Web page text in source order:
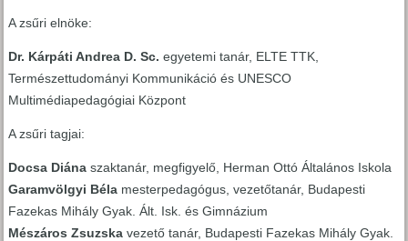
A zsűri elnöke:
Dr. Kárpáti Andrea D. Sc. egyetemi tanár, ELTE TTK,
Természettudományi Kommunikáció és UNESCO
Multimédiapedagógiai Központ
A zsűri tagjai:
Docsa Diána szaktanár, megfigyelő, Herman Ottó Általános Iskola
Garamvölgyi Béla mesterpedagógus, vezetőtanár, Budapesti
Fazekas Mihály Gyak. Ált. Isk. és Gimnázium
Mészáros Zsuzska vezető tanár, Budapesti Fazekas Mihály Gyak.